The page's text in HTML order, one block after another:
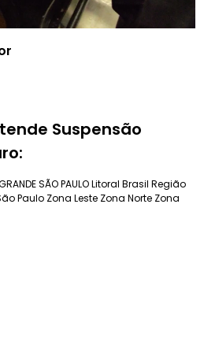
Suspensão
SÃO PAULOLitoral Brasil Região
Paulo Zona Leste Zona Norte Zona